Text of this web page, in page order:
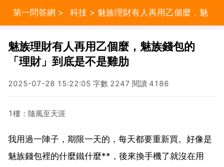
第一問答網 > 科技 > 魅族理財有人再用乙個麼，魅
族錢包的「理財」到底是不是雞肋
魅族理財有人再用乙個麼，魅族錢包的
「理財」到底是不是雞肋
2025-07-28 15:22:05 字數 2247 閱讀 4186
1樓：隨風至天涯
我用過一陣子，期限一天的，每天都要重新買。好像是
魅族錢包裡的什麼鐵什麼**，後來換手機了就沒在用